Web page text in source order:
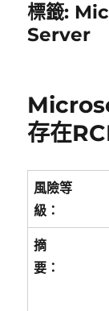
標籤:
Server
存在
風險等
級：
摘
要：